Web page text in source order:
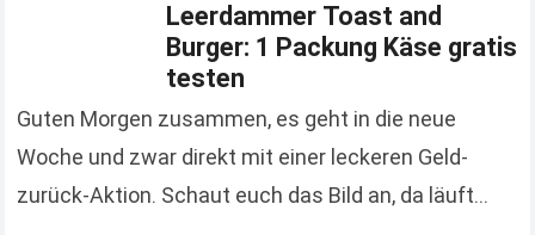
Leerdammer Toast and
Burger: 1 Packung Käse gratis
testen
Guten Morgen zusammen, es geht in die neue
Woche und zwar direkt mit einer leckeren Geld-
zurück-Aktion. Schaut euch das Bild an, da läuft